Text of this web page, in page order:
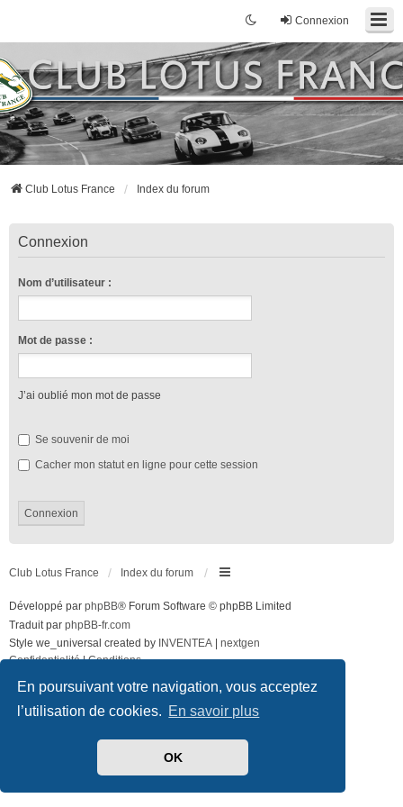
En poursuivant votre navigation, vous acceptez
l’utilisation de cookies. En savoir plus
OK
Connexion
Club Lotus France Index du forum
Connexion
Nom d’utilisateur :
Mot de passe :
J’ai oublié mon mot de passe
Se souvenir de moi
Cacher mon statut en ligne pour cette session
Club Lotus France Index du forum
Développé par phpBB® Forum Software © phpBB Limited
Traduit par phpBB-fr.com
Style we_universal created by INVENTEA
nextgen
Confidentialité|Conditions